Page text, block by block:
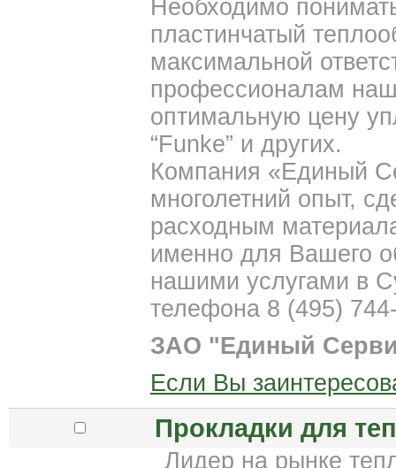
Необходимо
пластинчатый
максимальной
профессионалам
оптимальную цену
“Funke” и других.
Компания «Единый
многолетний опыт,
расходным
именно для Вашего
нашими услугами в
телефона 8 (495)
ЗАО "Единый
Если Вы
Прокладки для
Лидер на рынке